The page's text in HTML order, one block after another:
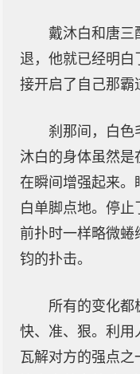
戴沐白和唐三
退，他就已经明白
接开启了自己那霸
刹那间，白色
沐白的身体虽然是
在瞬间增强起来。
白单脚点地。停
前扑时一样略微蜷
钧的扑击。
所有的变化都
快、准、狠。利用
瓦解对方的强点